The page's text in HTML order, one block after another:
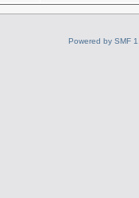
Powered by SMF